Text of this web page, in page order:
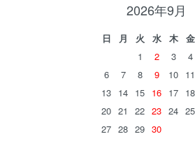
2026年9月
日 月 火 水 木 金
1
2 3 4
6
7 8 9 10 11
13 14 15 16 17 18
20 21 22 23 24 25
27 28 29 30